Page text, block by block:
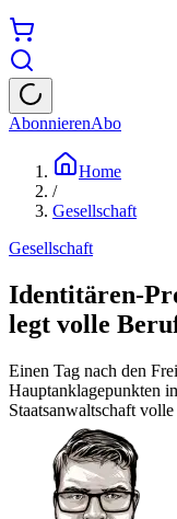
AbonnierenAbo
Home
/
Gesellschaft
Gesellschaft
Identitären-
legt volle
Einen Tag nach den
Hauptanklagepunkten
Staatsanwaltschaft